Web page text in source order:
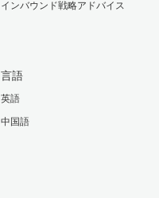
インバウンド戦略アドバイス
言語
英語
中国語